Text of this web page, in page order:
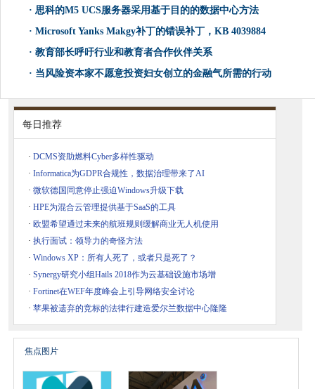
· 思科的M5 UCS服务器采用基于目的的数据中心方法
· Microsoft Yanks Makgy补丁的错误补丁，KB 4039884
· 教育部长呼吁行业和教育者合作伙伴关系
· 当风险资本家不愿意投资妇女创立的金融气所需的行动
每日推荐
· DCMS资助燃料Cyber​​多样性驱动
· Informatica为GDPR合规性，数据治理带来了AI
· 微软德国同意停止强迫Windows升级下载
· HPE为混合云管理提供基于SaaS的工具
· 欧盟希望通过未来的航班规则缓解商业无人机使用
· 执行面试：领导力的奇怪方法
· Windows XP：所有人死了，或者只是死了？
· Synergy研究小组Hails 2018作为云基础设施市场增
· Fortinet在WEF年度峰会上引导网络安全讨论
· 苹果被遗弃的竞标的法律行建造爱尔兰数据中心隆隆
焦点图片